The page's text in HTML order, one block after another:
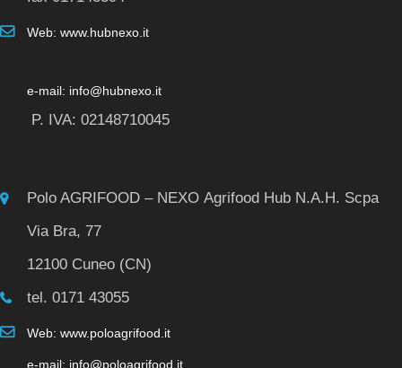
Web: www.hubnexo.it
e-mail: info@hubnexo.it
P. IVA: 02148710045
Polo AGRIFOOD – NEXO Agrifood Hub N.A.H. Scpa
Via Bra, 77
12100 Cuneo (CN)
tel. 0171 43055
Web: www.poloagrifood.it
e-mail: info@poloagrifood.it